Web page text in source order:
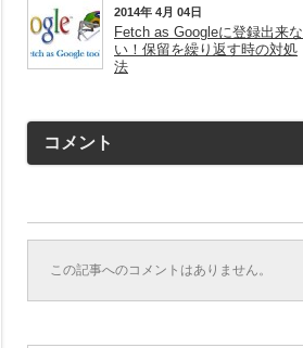
2014年 4月 04日
Fetch as Googleに登録出来な
い！保留を繰り返す時の対処
法
コメント
この記事へのコメントはありません。